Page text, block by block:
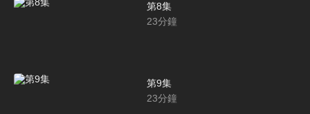
第8集
23分鐘
第9集
23分鐘